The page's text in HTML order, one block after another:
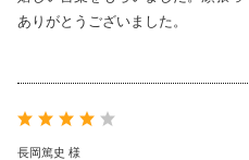
ありがとうございました。
長岡篤史 様